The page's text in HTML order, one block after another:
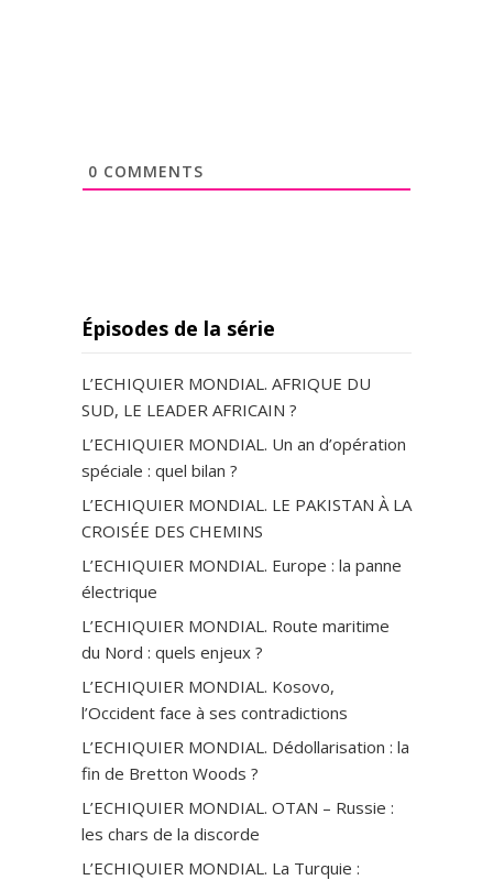
0 COMMENTS
Épisodes de la série
L’ECHIQUIER MONDIAL. AFRIQUE DU
SUD, LE LEADER AFRICAIN ?
L’ECHIQUIER MONDIAL. Un an d’opération
spéciale : quel bilan ?
L’ECHIQUIER MONDIAL. LE PAKISTAN À LA
CROISÉE DES CHEMINS
L’ECHIQUIER MONDIAL. Europe : la panne
électrique
L’ECHIQUIER MONDIAL. Route maritime
du Nord : quels enjeux ?
L’ECHIQUIER MONDIAL. Kosovo,
l’Occident face à ses contradictions
L’ECHIQUIER MONDIAL. Dédollarisation : la
fin de Bretton Woods ?
L’ECHIQUIER MONDIAL. OTAN – Russie :
les chars de la discorde
L’ECHIQUIER MONDIAL. La Turquie :